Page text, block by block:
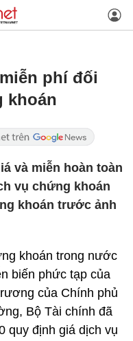
phí đối
khoán
và miễn hoàn toàn
vụ chứng khoán
khoán trước ảnh
khoán trong nước
biến phức tạp của
của Chính phủ
Bộ Tài chính đã
quy định giá dịch vụ